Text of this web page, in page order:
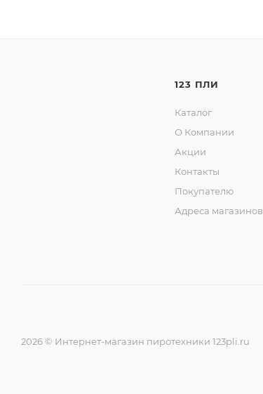
123 ПЛИ
Каталог
О Компании
Акции
Контакты
Покупателю
Адреса магазинов
2026 © Интернет-магазин пиротехники 123pli.ru